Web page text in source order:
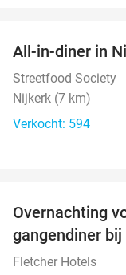
All-in-diner in
Streetfood Society
Nijkerk (7 km)
Verkocht: 594
Overnachting
gangendiner
Fletcher Hotels